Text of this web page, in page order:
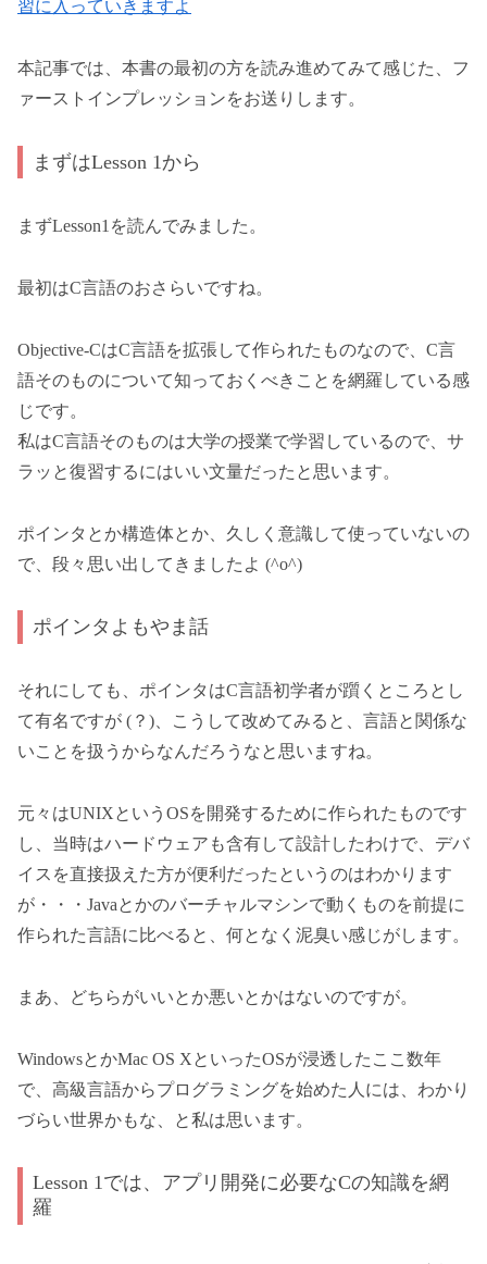
習に入っていきますよ
本記事では、本書の最初の方を読み進めてみて感じた、フ
ァーストインプレッションをお送りします。
まずはLesson 1から
まずLesson1を読んでみました。
最初はC言語のおさらいですね。
Objective-CはC言語を拡張して作られたものなので、C言
語そのものについて知っておくべきことを網羅している感
じです。
私はC言語そのものは大学の授業で学習しているので、サ
ラッと復習するにはいい文量だったと思います。
ポインタとか構造体とか、久しく意識して使っていないの
で、段々思い出してきましたよ (^o^)
ポインタよもやま話
それにしても、ポインタはC言語初学者が躓くところとし
て有名ですが (？)、こうして改めてみると、言語と関係な
いことを扱うからなんだろうなと思いますね。
元々はUNIXというOSを開発するために作られたものです
し、当時はハードウェアも含有して設計したわけで、デバ
イスを直接扱えた方が便利だったというのはわかります
が・・・Javaとかのバーチャルマシンで動くものを前提に
作られた言語に比べると、何となく泥臭い感じがします。
まあ、どちらがいいとか悪いとかはないのですが。
WindowsとかMac OS XといったOSが浸透したここ数年
で、高級言語からプログラミングを始めた人には、わかり
づらい世界かもな、と私は思います。
Lesson 1では、アプリ開発に必要なCの知識を網
羅